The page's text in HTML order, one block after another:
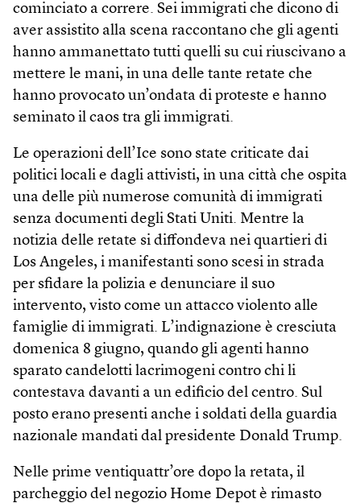
cominciato a correre. Sei immigrati che dicono di
aver assistito alla scena raccontano che gli agenti
hanno ammanettato tutti quelli su cui riuscivano a
mettere le mani, in una delle tante retate che
hanno provocato un’ondata di proteste e hanno
seminato il caos tra gli immigrati.
Le operazioni dell’Ice sono state criticate dai
politici locali e dagli attivisti, in una città che ospita
una delle più numerose comunità di immigrati
senza documenti degli Stati Uniti. Mentre la
notizia delle retate si diffondeva nei quartieri di
Los Angeles, i manifestanti sono scesi in strada
per sfidare la polizia e denunciare il suo
intervento, visto come un attacco violento alle
famiglie di immigrati. L’indignazione è cresciuta
domenica 8 giugno, quando gli agenti hanno
sparato candelotti lacrimogeni contro chi li
contestava davanti a un edificio del centro. Sul
posto erano presenti anche i soldati della guardia
nazionale mandati dal presidente Donald Trump.
Nelle prime ventiquattr’ore dopo la retata, il
parcheggio del negozio Home Depot è rimasto